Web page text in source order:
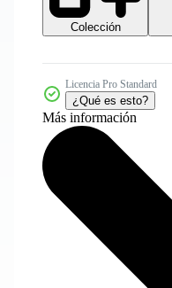
Colección
Licencia Pro Standard
¿Qué es esto?
Más información